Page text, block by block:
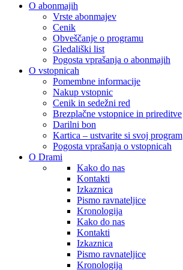
O abonmajih
Vrste abonmajev
Cenik
Obveščanje o programu
Gledališki list
Pogosta vprašanja o abonmajih
O vstopnicah
Pomembne informacije
Nakup vstopnic
Cenik in sedežni red
Brezplačne vstopnice in prireditve
Darilni bon
Kartica – ustvarite si svoj program
Pogosta vprašanja o vstopnicah
O Drami
Kako do nas
Kontakti
Izkaznica
Pismo ravnateljice
Kronologija
Kako do nas
Kontakti
Izkaznica
Pismo ravnateljice
Kronologija